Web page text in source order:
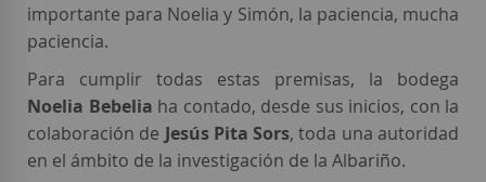
importante para Noelia y Simón, la paciencia, mucha
paciencia.
Para cumplir todas estas premisas, la bodega
Noelia Bebelia ha contado, desde sus inicios, con la
colaboración de Jesús Pita Sors, toda una autoridad
en el ámbito de la investigación de la Albariño.